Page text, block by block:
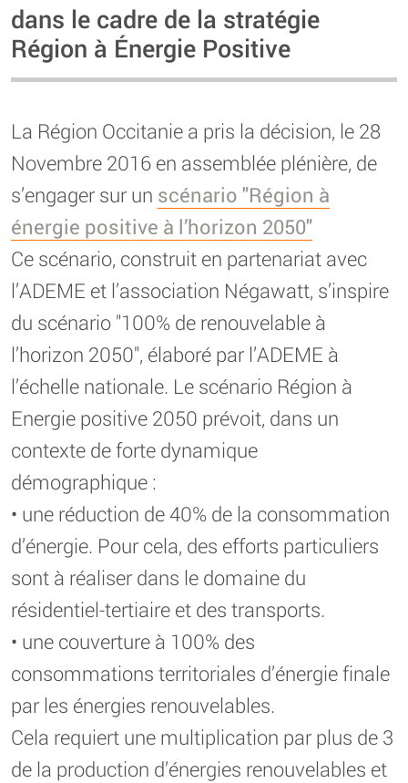
dans le cadre de la stratégie
Région à Énergie Positive
La Région Occitanie a pris la décision, le 28
Novembre 2016 en assemblée plénière, de
s’engager sur un scénario "Région à
énergie positive à l’horizon 2050"
Ce scénario, construit en partenariat avec
l’ADEME et l’association Négawatt, s’inspire
du scénario "100% de renouvelable à
l’horizon 2050", élaboré par l’ADEME à
l’échelle nationale. Le scénario Région à
Energie positive 2050 prévoit, dans un
contexte de forte dynamique
démographique :
• une réduction de 40% de la consommation
d’énergie. Pour cela, des efforts particuliers
sont à réaliser dans le domaine du
résidentiel-tertiaire et des transports.
• une couverture à 100% des
consommations territoriales d’énergie finale
par les énergies renouvelables.
Cela requiert une multiplication par plus de 3
de la production d’énergies renouvelables et